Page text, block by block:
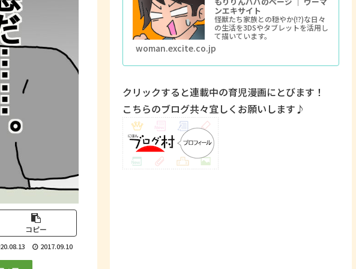
コピー
2017.09.10
ンエキサイト
怪獣たち家族との穏やか(!?)な日々
の生活を3DSやタブレットを活用し
て描いています。
woman.excite.co.jp
クリックすると連載中の育児漫画にとびます！
こちらのブログ共々宜しくお願いします♪